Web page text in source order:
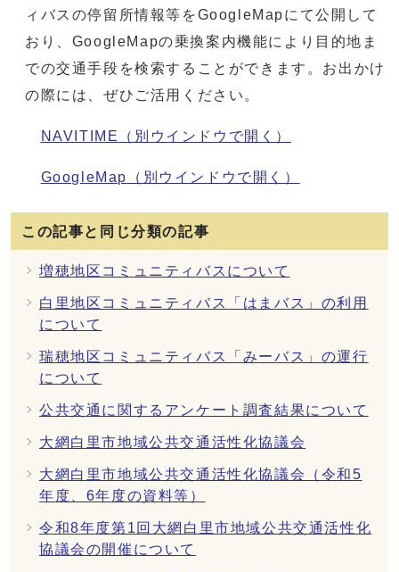
ィバスの停留所情報等をGoogleMapにて公開して
おり、GoogleMapの乗換案内機能により目的地ま
での交通手段を検索することができます。お出かけ
の際には、ぜひご活用ください。
NAVITIME （別ウインドウで開く）
GoogleMap （別ウインドウで開く）
この記事と同じ分類の記事
増穂地区コミュニティバスについて
白里地区コミュニティバス「はまバス」の利用
について
瑞穂地区コミュニティバス「みーバス」の運行
について
公共交通に関するアンケート調査結果について
大網白里市地域公共交通活性化協議会
大網白里市地域公共交通活性化協議会（令和5
年度、6年度の資料等）
令和8年度第1回大網白里市地域公共交通活性化
協議会の開催について